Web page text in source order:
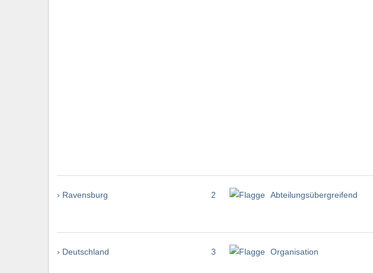
› Ravensburg 2 Abteilungsübergreifend
› Deutschland 3 Organisation